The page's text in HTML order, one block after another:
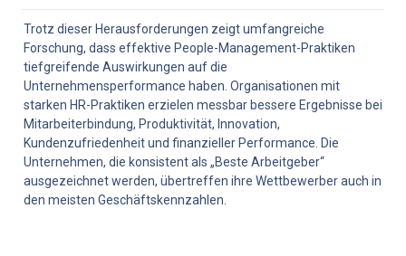
Trotz dieser Herausforderungen zeigt umfangreiche
Forschung, dass effektive People-Management-Praktiken
tiefgreifende Auswirkungen auf die
Unternehmensperformance haben. Organisationen mit
starken HR-Praktiken erzielen messbar bessere Ergebnisse bei
Mitarbeiterbindung, Produktivität, Innovation,
Kundenzufriedenheit und finanzieller Performance. Die
Unternehmen, die konsistent als „Beste Arbeitgeber“
ausgezeichnet werden, übertreffen ihre Wettbewerber auch in
den meisten Geschäftskennzahlen.